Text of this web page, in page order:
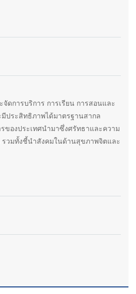
ดการบริการ การเรียน การสอนและ
ประสิทธิภาพได้มาตรฐานสากล
ของประเทศนำมาซึ่งศรัทธาและความ
วมทั้งชี้นำสังคมในด้านสุขภาพจิตและ